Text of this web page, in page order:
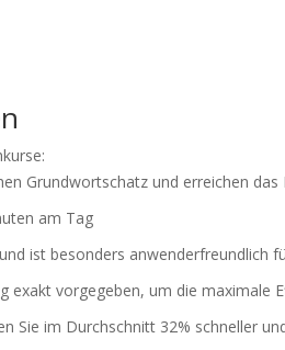
Grundwortschatz und erreichen
am Tag
ist besonders anwenderfreundlich
exakt vorgegeben, um die maximale
Sie im Durchschnitt 32% schneller